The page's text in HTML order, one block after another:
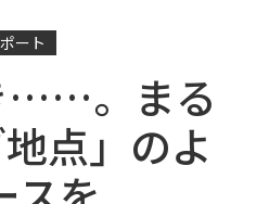
ート
……。まる
点」のよ